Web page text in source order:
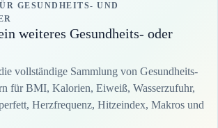
GESUNDHEITS- UND
weiteres Gesundheits- oder
vollständige Sammlung von Gesundheits-
für BMI, Kalorien, Eiweiß, Wasserzufuhr,
Herzfrequenz, Hitzeindex, Makros und